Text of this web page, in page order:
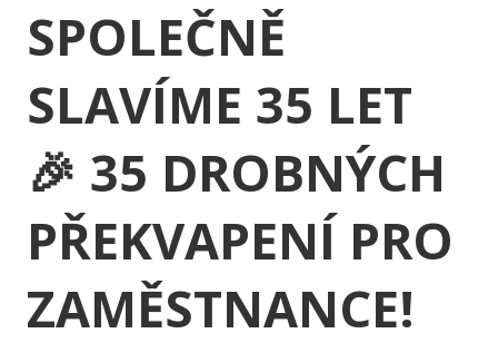
SPOLEČNĚ
SLAVÍME 35 LET
🎉 35 DROBNÝCH
PŘEKVAPENÍ PRO
ZAMĚSTNANCE!